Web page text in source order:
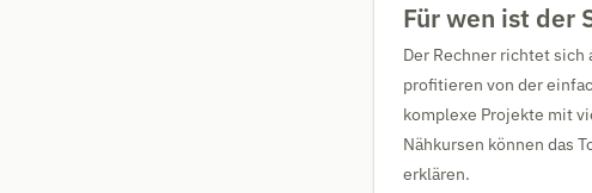
Für wen ist der
Der Rechner richtet sich
profitieren von der
komplexe Projekte mit
Nähkursen können das
erklären.